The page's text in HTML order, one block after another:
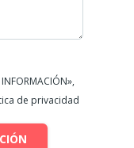
de privacidad